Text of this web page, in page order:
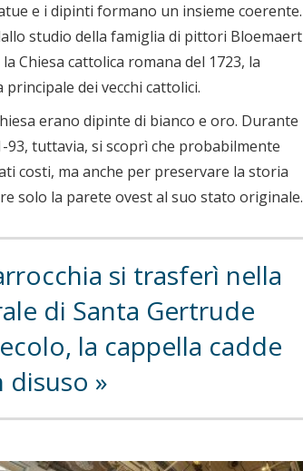
e i dipinti formano un insieme coerente.
studio della famiglia di pittori Bloemaert
Chiesa cattolica romana del 1723, la
dei vecchi cattolici.
erano dipinte di bianco e oro. Durante
tuttavia, si scoprì che probabilmente
costi, ma anche per preservare la storia
solo la parete ovest al suo stato originale.
si trasferì nella
di Santa Gertrude
la cappella cadde
disuso